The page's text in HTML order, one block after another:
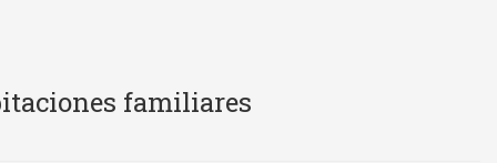
familiares